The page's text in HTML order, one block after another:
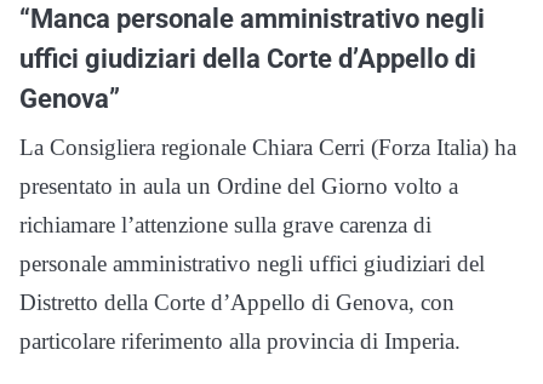
“Manca personale amministrativo negli
uffici giudiziari della Corte d’Appello di
Genova”
La Consigliera regionale Chiara Cerri (Forza Italia) ha
presentato in aula un Ordine del Giorno volto a
richiamare l’attenzione sulla grave carenza di
personale amministrativo negli uffici giudiziari del
Distretto della Corte d’Appello di Genova, con
particolare riferimento alla provincia di Imperia.